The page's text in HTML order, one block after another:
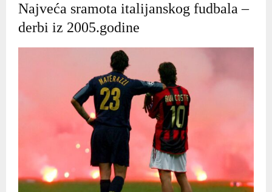
Najveća sramota italijanskog fudbala –
derbi iz 2005.godine